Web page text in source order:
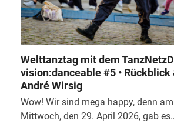
Welttanztag mit dem
vision:danceable #5 • Rückblick
André Wirsig
Wow! Wir sind mega happy, denn
Mittwoch, den 29. April 2026, gab